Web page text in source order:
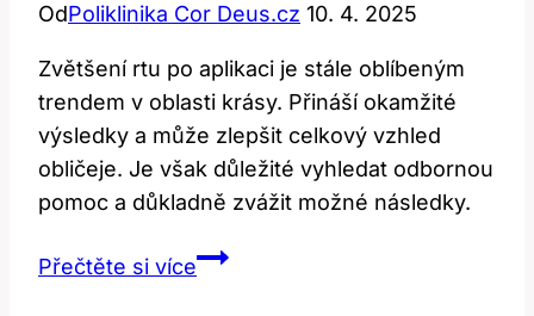
OdPoliklinika Cor Deus.cz 10. 4. 2025
Zvětšení rtu po aplikaci je stále oblíbeným
trendem v oblasti krásy. Přináší okamžité
výsledky a může zlepšit celkový vzhled
obličeje. Je však důležité vyhledat odbornou
pomoc a důkladně zvážit možné následky.
Přečtěte si víceZvětšení